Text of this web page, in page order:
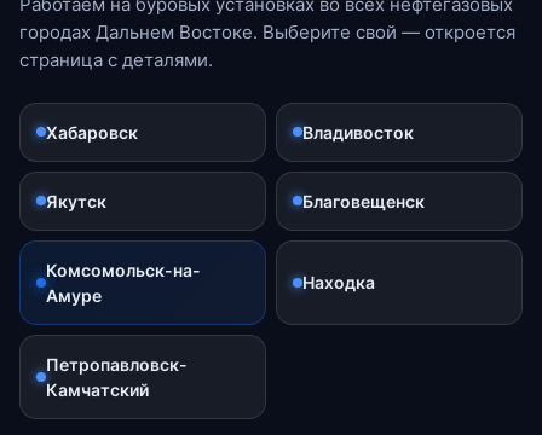
городах Дальнем Востоке. Выберите свой — откроется
страница с деталями.
Хабаровск Владивосток
Якутск Благовещенск
Комсомольск-на-
Амуре
Находка
Петропавловск-
Камчатский